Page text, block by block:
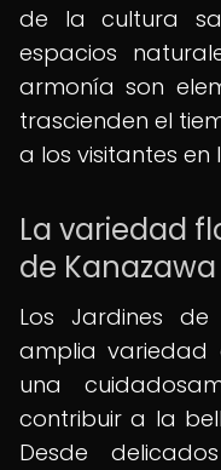
de la cultura
espacios
armonía son
trascienden el
a los visitantes
La variedad
de Kanazawa
Los Jardines
amplia variedad
una
contribuir a la
Desde